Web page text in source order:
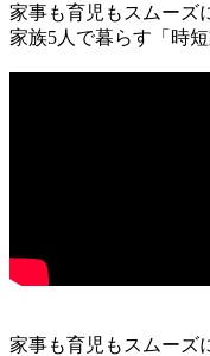
家事も育児もスムーズ
家族5人で暮らす「時短
家事も育児もスムーズ